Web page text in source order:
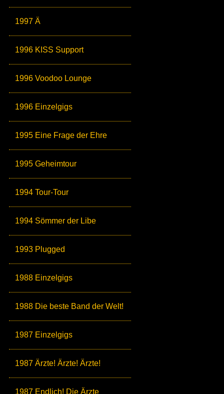
1997 Ä
1996 KISS Support
1996 Voodoo Lounge
1996 Einzelgigs
1995 Eine Frage der Ehre
1995 Geheimtour
1994 Tour-Tour
1994 Sömmer der Libe
1993 Plugged
1988 Einzelgigs
1988 Die beste Band der Welt!
1987 Einzelgigs
1987 Ärzte! Ärzte! Ärzte!
1987 Endlich! Die Ärzte